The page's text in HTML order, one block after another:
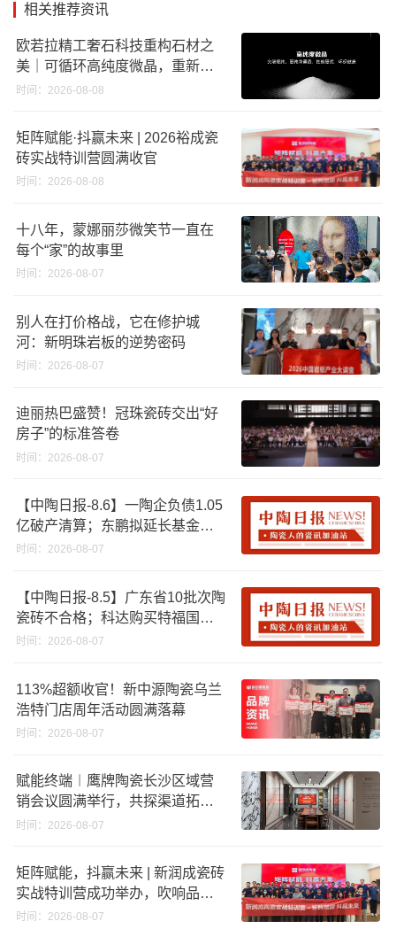
相关推荐资讯
欧若拉精工奢石科技重构石材之
美｜可循环高纯度微晶，重新定
义高端奢石原料
时间：2026-08-08
矩阵赋能·抖赢未来 | 2026裕成瓷
砖实战特训营圆满收官
时间：2026-08-08
十八年，蒙娜丽莎微笑节一直在
每个“家”的故事里
时间：2026-08-07
别人在打价格战，它在修护城
河：新明珠岩板的逆势密码
时间：2026-08-07
迪丽热巴盛赞！冠珠瓷砖交出“好
房子”的标准答卷
时间：2026-08-07
【中陶日报-8.6】一陶企负债1.05
亿破产清算；东鹏拟延长基金投
资期限；工信部开展建陶行业能
时间：2026-08-07
【中陶日报-8.5】广东省10批次陶
瓷砖不合格；科达购买特福国际
股份申请未通过；蒙娜丽莎5千万
破18亿元
时间：2026-08-07
113%超额收官！新中源陶瓷乌兰
浩特门店周年活动圆满落幕
时间：2026-08-07
赋能终端︱鹰牌陶瓷长沙区域营
销会议圆满举行，共探渠道拓展
与门店升级新路径
时间：2026-08-07
矩阵赋能，抖赢未来 | 新润成瓷砖
实战特训营成功举办，吹响品牌
秋季营销冲锋号！
时间：2026-08-07